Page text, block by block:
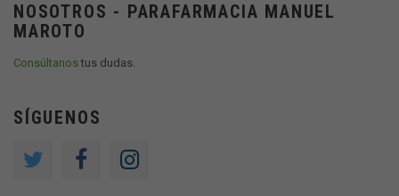
NOSOTROS - PARAFARMACIA MANUEL
MAROTO
Consúltanostus dudas.
SÍGUENOS